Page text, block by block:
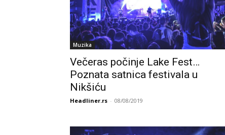
Muzika
Večeras počinje Lake Fest…
Poznata satnica festivala u
Nikšiću
Headliner.rs - 08/08/2019